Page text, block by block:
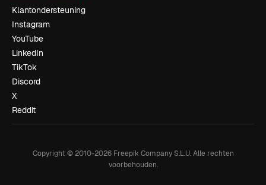
Klantondersteuning
Instagram
YouTube
LinkedIn
TikTok
Discord
X
Reddit
Copyright © 2010-2026Freepik Company S.L.U. Alle rechten
voorbehouden.